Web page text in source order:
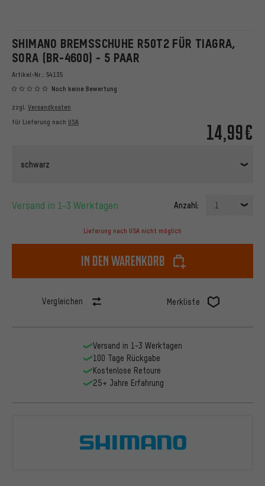
SHIMANO BREMSSCHUHE R50T2 FÜR TIAGRA,
SORA (BR-4600) - 5 PAAR
Artikel-Nr.: 54135
Noch keine Bewertung
14,99€
zzgl. Versandkosten
für Lieferung nach USA
schwarz
Versand in 1-3 Werktagen Anzahl: 1
Lieferung nach USA nicht möglich
In den Warenkorb
Vergleichen Merkliste
Versand in 1-3 Werktagen
100 Tage Rückgabe
Kostenlose Retoure
25+ Jahre Erfahrung
Shimano